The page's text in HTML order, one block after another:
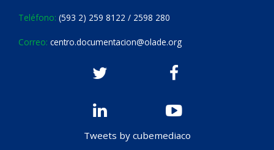
Teléfono: (593 2) 259 8122 / 2598 280
Correo: centro.documentacion@olade.org
Tweets by cubemediaco